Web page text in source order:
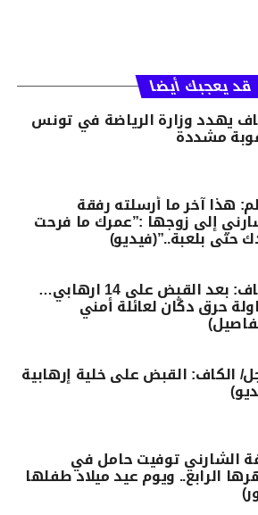
قد يعجبك أيضا
يهدد وزارة الرياضة في تونس
مشددة
هذا آخر ما أرسلته رفقة
إلى زوجها :”عمرك ما فرحت
حتى بلعبة..”(فيديو)
الكاف: بعد القبض على 14 ارهابي…
حرق دكّان لعائلة أمني
الكاف: القبض على خلية إرهابية
الشارني توفيت حامل في
الرابع.. ويوم عيد ميلاد طفلها